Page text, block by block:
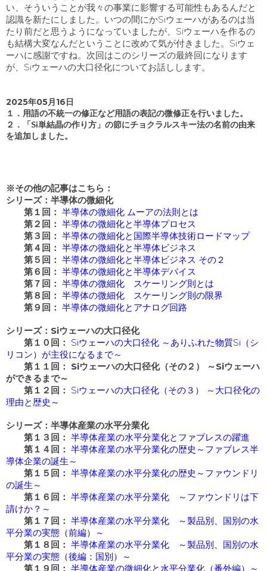
い、そういうことが我々の事業に影響する可能性もあるんだと
認識を新たにしました。いつの間にかSiウェーハがあるのは当
たり前だと思うようになっていましたが、 Siウェーハを作るの
も結構大変なんだということに改めて気が付きました。 Siウェ
ーハに感謝ですね。次回はこのシリーズの最終回になります
が、 Siウェーハの大口径化についてお話しします。
2025年05月16日
１．用語の不統一の修正など用語の表記の微修正を行いました。
２．「Si単結晶の作り方」の節にチョクラルスキー法の名前の由来
を追加しました。
※その他の記事はこちら：
シリーズ：半導体の微細化
第１回： 半導体の微細化 ムーアの法則とは
第２回： 半導体の微細化と半導体プロセス
第３回： 半導体の微細化と国際半導体技術ロードマップ
第４回： 半導体の微細化と半導体ビジネス
第５回： 半導体の微細化と半導体ビジネス その２
第６回： 半導体の微細化と半導体デバイス
第７回： 半導体の微細化 スケーリング則とは
第８回： 半導体の微細化 スケーリング則の限界
第９回： 半導体の微細化とアナログ回路
シリーズ：Siウェーハの大口径化
第１０回： Siウェーハの大口径化 ～ありふれた物質Si（シ
リコン）が主役になるまで～
第１１回： Siウェーハの大口径化（その２） ～Siウェーハ
ができるまで～
第１２回： Siウェーハの大口径化（その３） ～大口径化の
理由と歴史～
シリーズ：半導体産業の水平分業化
第１３回： 半導体産業の水平分業化とファブレスの躍進
第１４回： 半導体産業の水平分業化の歴史～ファブレス半
導体企業の誕生～
第１５回： 半導体産業の水平分業化の歴史～ファウンドリ
の誕生～
第１６回： 半導体産業の水平分業化 ～ファウンドリは下
請けか？～
第１７回： 半導体産業の水平分業化 ～製品別、国別の水
平分業の実態（前編）～
第１８回： 半導体産業の水平分業化 ～製品別、国別の水
平分業の実態（後編：国別）～
第１９回： 半導体産業の微細化と水平分業化（番外編）～